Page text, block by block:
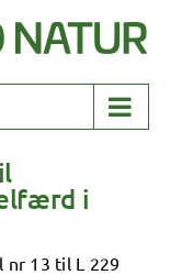
i
nr 13 til L 229